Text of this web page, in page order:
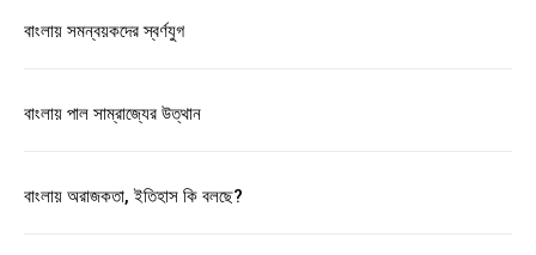
বাংলায় সমন্বয়কদের স্বর্ণযুগ
বাংলায় পাল সাম্রাজ্যের উত্থান
বাংলায় অরাজকতা, ইতিহাস কি বলছে?